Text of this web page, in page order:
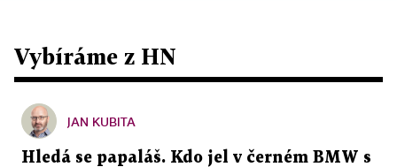
Vybíráme z HN
JAN KUBITA
Hledá se papaláš. Kdo jel v černém BMW s